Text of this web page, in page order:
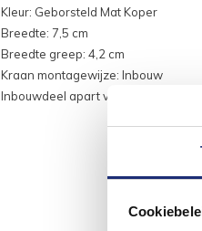
Kleur: Geborsteld Mat Koper
Breedte: 7,5 cm
Breedte greep: 4,2 cm
Kraan montagewijze: Inbouw
Inbouwdeel apart verkocht